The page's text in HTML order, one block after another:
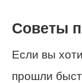
Советы
Если вы
прошли